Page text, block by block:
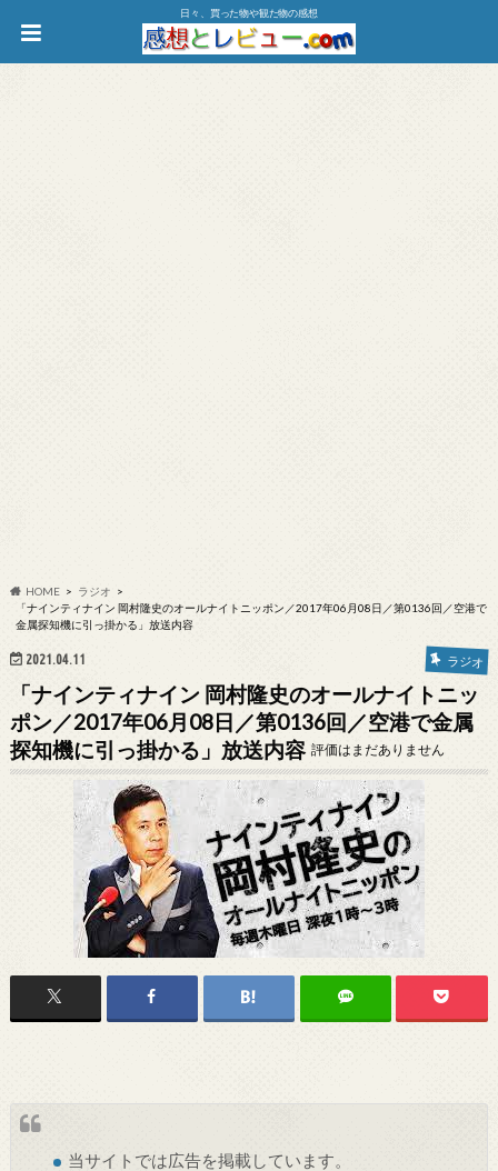
日々、買った物や観た物の感想
HOME
ラジオ
「ナインティナイン 岡村隆史のオールナイトニッポン／2017年06月08日／第0136回／空港で
金属探知機に引っ掛かる」放送内容
2021.04.11 ラジオ
「ナインティナイン 岡村隆史のオールナイトニッ
ポン／2017年06月08日／第0136回／空港で金属
探知機に引っ掛かる」放送内容 評価はまだありません
当サイトでは広告を掲載しています。